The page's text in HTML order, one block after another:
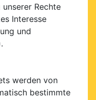
Rechte
Interesse
und
werden von
bestimmte